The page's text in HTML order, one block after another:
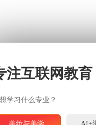
注互联网教育
学习什么专业？